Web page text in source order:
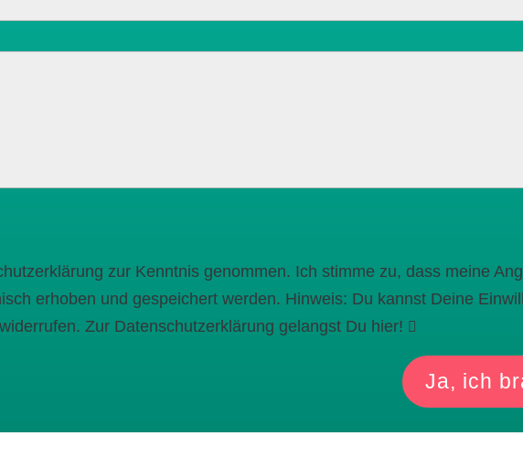
zur Kenntnis genommen. Ich stimme zu, dass meine
erhoben und gespeichert werden. Hinweis: Du kannst Deine
Zur Datenschutzerklärung gelangst Du hier!
Ja, ich